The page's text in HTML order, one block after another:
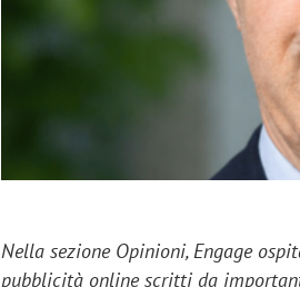
Nella sezione Opinioni, Engage
pubblicità online scritti da
Perez, Samsung Ads:
mercato strategico e